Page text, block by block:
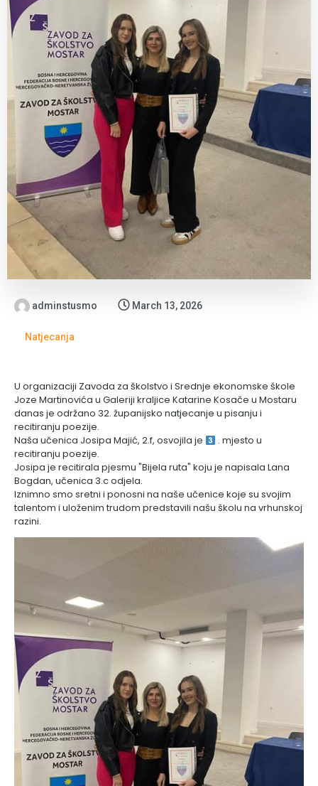
adminstusmo March 13, 2026
Natjecanja
U organizaciji Zavoda za školstvo i Srednje ekonomske škole
Joze Martinovića u Galeriji kraljice Katarine Kosače u Mostaru
danas je održano 32. županijsko natjecanje u pisanju i
recitiranju poezije.
Naša učenica Josipa Majić, 2.f, osvojila je
. mjesto u
recitiranju poezije.
Josipa je recitirala pjesmu "Bijela ruta" koju je napisala Lana
Bogdan, učenica 3.c odjela.
Iznimno smo sretni i ponosni na naše učenice koje su svojim
talentom i uloženim trudom predstavili našu školu na vrhunskoj
razini.